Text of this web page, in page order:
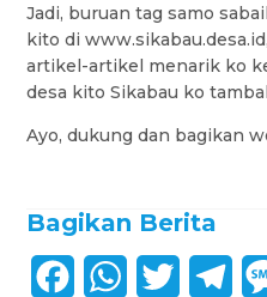
Jadi, buruan tag samo
kito di
artikel-artikel menarik ko
desa kito Sikabau ko
Ayo, dukung dan bagikan
Bagikan Berita
W
T